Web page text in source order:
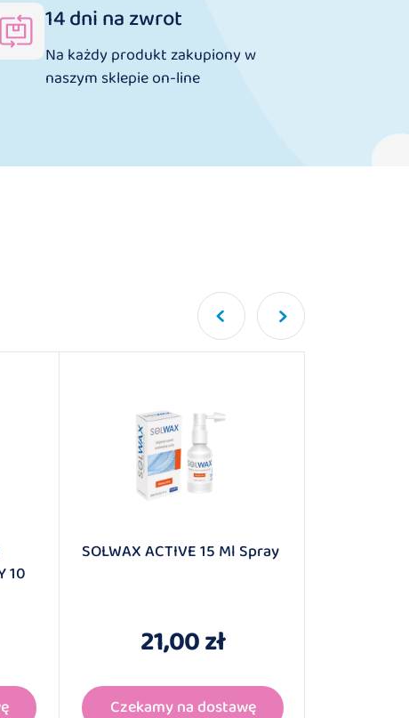
14 dni na zwrot
Na każdy produkt zakupiony w
naszym sklepie on-line
10
SOLWAX ACTIVE 15 Ml Spray
21,00 zł
Czekamy na dostawę